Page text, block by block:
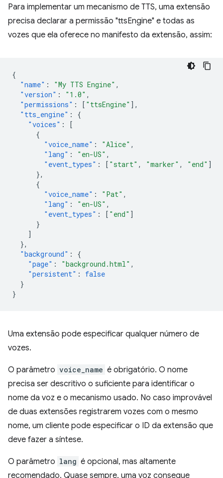
Para implementar um mecanismo de TTS, uma extensão
precisa declarar a permissão "ttsEngine" e todas as
vozes que ela oferece no manifesto da extensão, assim:
{
"name" : "My TTS Engine" ,
"version" : "1.0" ,
"permissions" : [ "ttsEngine" ],
"tts_engine" :
{
"voices" :
[
{
"voice_name" : "Alice" ,
"lang" : "en-US" ,
"event_types" : [ "start" , "marker" , "end" ]
},
{
"voice_name" : "Pat" ,
"lang" : "en-US" ,
"event_types" : [ "end" ]
}
]
},
"background" :
{
"page" : "background.html" ,
"persistent" :
false
}
}
Uma extensão pode especificar qualquer número de
vozes.
O parâmetro voice_name é obrigatório. O nome
precisa ser descritivo o suficiente para identificar o
nome da voz e o mecanismo usado. No caso improvável
de duas extensões registrarem vozes com o mesmo
nome, um cliente pode especificar o ID da extensão que
deve fazer a síntese.
O parâmetro lang é opcional, mas altamente
recomendado. Quase sempre, uma voz consegue